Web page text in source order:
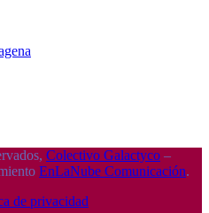
Colectivo Galactyco –
EnLaNube Comunicación.
de privacidad